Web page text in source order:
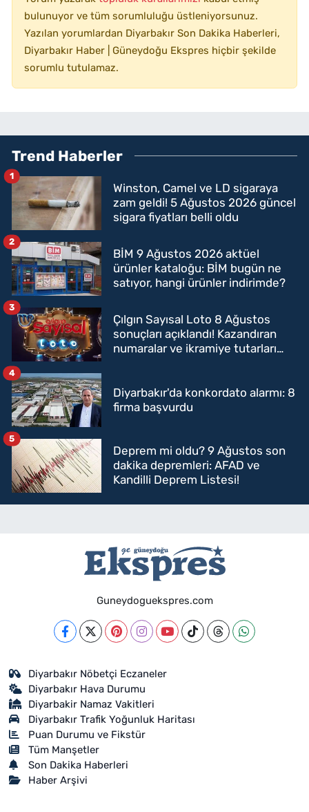
bulunuyor ve tüm sorumluluğu üstleniyorsunuz.
Yazılan yorumlardan Diyarbakır Son Dakika Haberleri,
Diyarbakır Haber | Güneydoğu Ekspres hiçbir şekilde
sorumlu tutulamaz.
Trend Haberler
Winston, Camel ve LD sigaraya
zam geldi! 5 Ağustos 2026 güncel
sigara fiyatları belli oldu
1
BİM 9 Ağustos 2026 aktüel
ürünler kataloğu: BİM bugün ne
satıyor, hangi ürünler indirimde?
2
Çılgın Sayısal Loto 8 Ağustos
sonuçları açıklandı! Kazandıran
numaralar ve ikramiye tutarları
3
Diyarbakır'da konkordato alarmı: 8
firma başvurdu
4
Deprem mi oldu? 9 Ağustos son
dakika depremleri: AFAD ve
Kandilli Deprem Listesi!
5
Guneydoguekspres.com
Diyarbakır Nöbetçi Eczaneler
Diyarbakır Hava Durumu
Diyarbakir Namaz Vakitleri
Diyarbakır Trafik Yoğunluk Haritası
Puan Durumu ve Fikstür
Tüm Manşetler
Son Dakika Haberleri
Haber Arşivi